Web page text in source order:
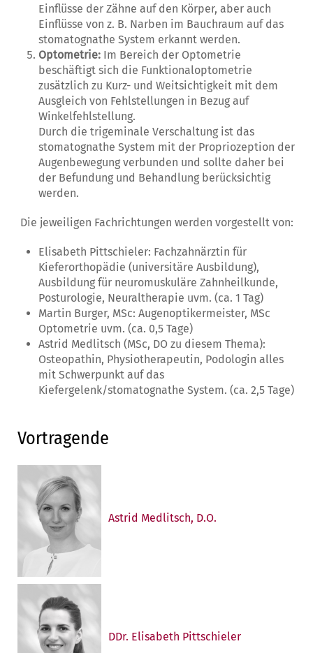
Einflüsse der Zähne auf den Körper, aber auch
Einflüsse von z. B. Narben im Bauchraum auf das
stomatognathe System erkannt werden.
Optometrie: Im Bereich der Optometrie
beschäftigt sich die Funktionaloptometrie
zusätzlich zu Kurz- und Weitsichtigkeit mit dem
Ausgleich von Fehlstellungen in Bezug auf
Winkelfehlstellung.
Durch die trigeminale Verschaltung ist das
stomatognathe System mit der Propriozeption der
Augenbewegung verbunden und sollte daher bei
der Befundung und Behandlung berücksichtig
werden.
Die jeweiligen Fachrichtungen werden vorgestellt von:
Elisabeth Pittschieler: Fachzahnärztin für
Kieferorthopädie (universitäre Ausbildung),
Ausbildung für neuromuskuläre Zahnheilkunde,
Posturologie, Neuraltherapie uvm. (ca. 1 Tag)
Martin Burger, MSc: Augenoptikermeister, MSc
Optometrie uvm. (ca. 0,5 Tage)
Astrid Medlitsch (MSc, DO zu diesem Thema):
Osteopathin, Physiotherapeutin, Podologin alles
mit Schwerpunkt auf das
Kiefergelenk/stomatognathe System. (ca. 2,5 Tage)
Vortragende
Astrid Medlitsch, D.O.
DDr. Elisabeth Pittschieler